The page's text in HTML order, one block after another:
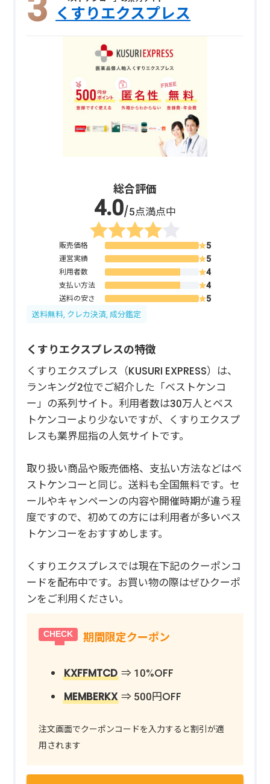
くすりエクスプレス
総合評価
/5点満点中
販売価格
運営実績
利用者数
支払い方法
送料の安さ
送料無料, クレカ決済, 成分鑑定
くすりエクスプレスの特徴
くすりエクスプレス（KUSURI EXPRESS）は、
ランキング2位でご紹介した「ベストケンコ
ー」の系列サイト。利用者数は30万人とベス
トケンコーより少ないですが、くすりエクスプ
レスも業界屈指の人気サイトです。
取り扱い商品や販売価格、支払い方法などはベ
ストケンコーと同じ。送料も全国無料です。セ
ールやキャンペーンの内容や開催時期が違う程
度ですので、初めての方には利用者が多いベス
トケンコーをおすすめします。
くすりエクスプレスでは現在下記のクーポンコ
ードを配布中です。お買い物の際はぜひクーポ
ンをご利用ください。
期間限定クーポン
KXFFMTCD ⇒ 10%OFF
MEMBERKX ⇒ 500円OFF
注文画面でクーポンコードを入力すると割引が適
用されます